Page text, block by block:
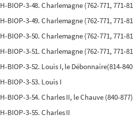
H-BIOP-3-48. Charlemagne (762-771, 771-
H-BIOP-3-49. Charlemagne (762-771, 771-
H-BIOP-3-50. Charlemagne (762-771, 771-
H-BIOP-3-51. Charlemagne (762-771, 771-
H-BIOP-3-52. Louis I, le Débonnaire(814-
H-BIOP-3-53. Louis I
H-BIOP-3-54. Charles II, le Chauve (840-877)
H-BIOP-3-55. Charles II